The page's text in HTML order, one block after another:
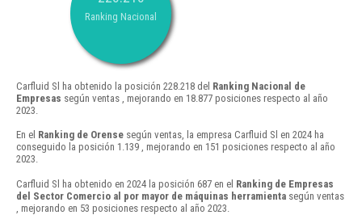
Ranking Nacional
Carfluid Sl ha obtenido la posición 228.218 del Ranking Nacional de
Empresas según ventas , mejorando en 18.877 posiciones respecto al año
2023.
En el Ranking de Orense según ventas, la empresa Carfluid Sl en 2024 ha
conseguido la posición 1.139 , mejorando en 151 posiciones respecto al año
2023.
Carfluid Sl ha obtenido en 2024 la posición 687 en el Ranking de Empresas
del Sector Comercio al por mayor de máquinas herramienta según ventas
, mejorando en 53 posiciones respecto al año 2023.